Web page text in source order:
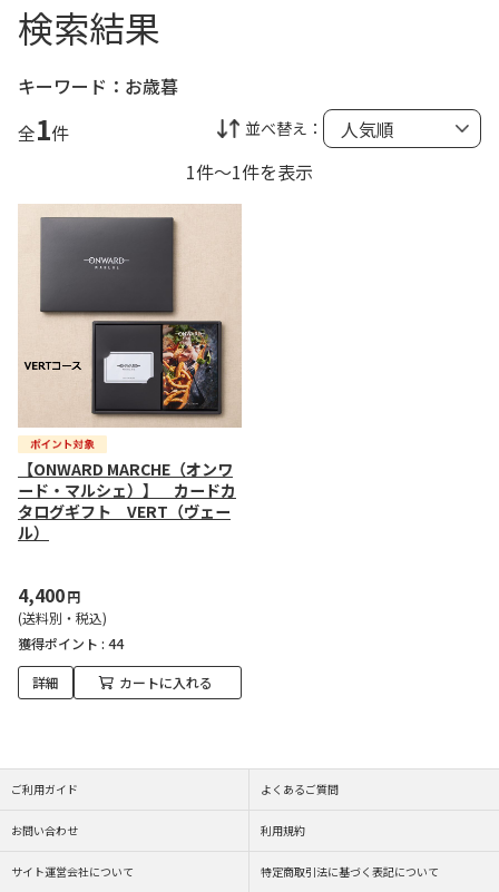
検索結果
キーワード： お歳暮
全1件 並べ替え：
1件～1件を表示
【ONWARD MARCHE（オンワ
ード・マルシェ）】 カードカ
タログギフト VERT（ヴェー
ル）
4,400円
(送料別・税込)
獲得ポイント : 44
詳細 カートに入れる
ご利用ガイド よくあるご質問
お問い合わせ 利用規約
サイト運営会社について 特定商取引法に基づく表記について